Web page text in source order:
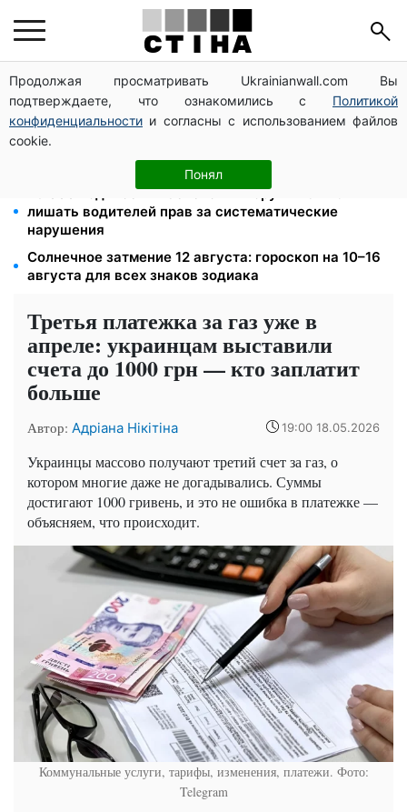
Продолжая просматривать Ukrainianwall.com Вы
подтверждаете, что ознакомились с Политикой
конфиденциальности и согласны с использованием файлов
cookie.
Понял
Затмение 12 августа: астролог Базиленко дала
гороскоп на 3–9 августа для всех знаков зодиака
Новый знак на центральной улице: водителям
грузовиков запретили остановку — штраф до 680
26 000 подписей — Зеленский поручил СНБО
лишать водителей прав за систематические
нарушения
Солнечное затмение 12 августа: гороскоп на 10–16
августа для всех знаков зодиака
Третья платежка за газ уже в
апреле: украинцам выставили
счета до 1000 грн — кто заплатит
больше
Автор: Адріана Нікітіна 19:00 18.05.2026
Украинцы массово получают третий счет за газ, о
котором многие даже не догадывались. Суммы
достигают 1000 гривень, и это не ошибка в платежке —
объясняем, что происходит.
Коммунальные услуги, тарифы, изменения, платежи. Фото:
Telegram